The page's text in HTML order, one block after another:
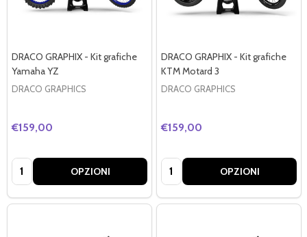
DRACO GRAPHIX - Kit grafiche
Yamaha YZ
DRACO GRAPHICS
€159,00
Quantità: OPZIONI
DRACO GRAPHIX - Kit grafiche
KTM Motard 3
DRACO GRAPHICS
€159,00
Quantità: OPZIONI